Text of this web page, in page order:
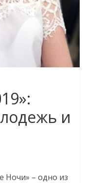
и
Ночи» – одно из